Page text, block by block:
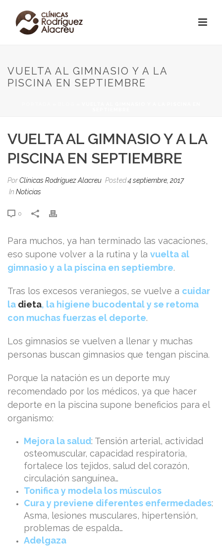
VUELTA AL GIMNASIO Y A LA
PISCINA EN SEPTIEMBRE
VUELTA AL GIMNASIO Y A LA
PISCINA EN SEPTIEMBRE
PorClínicas Rodríguez Alacreu Posted4 septiembre, 2017
In Noticias
0
Para muchos, ya han terminado las vacaciones,
eso supone volver a la rutina y la vuelta al
gimnasio y a la piscina en septiembre.
Tras los excesos veraniegos, se vuelve a cuidar
la dieta, la higiene bucodental y se retoma
con muchas fuerzas el deporte.
Los gimnasios se vuelven a llenar y muchas
personas buscan gimnasios que tengan piscina.
Porque la natación es un deporte muy
recomendado por los médicos, ya que hacer
deporte en la piscina supone beneficios para el
organismo:
Mejora la salud: Tensión arterial, actividad
osteomuscular, capacidad respiratoria,
fortalece los tejidos, salud del corazón,
circulación sanguínea…
Tonifica y modela los músculos
Cura y previene diferentes enfermedades:
Asma, lesiones musculares, hipertensión,
problemas de espalda…
Adelgaza